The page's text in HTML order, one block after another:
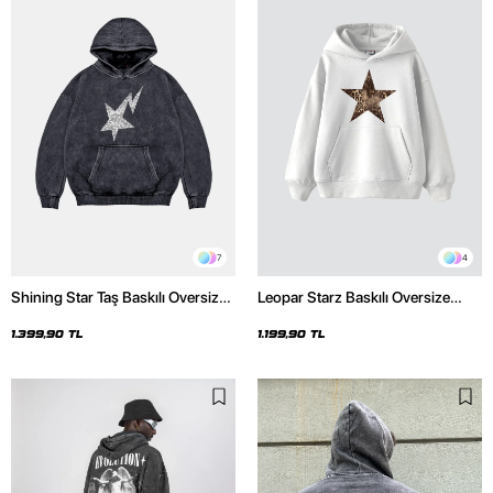
7
Shining Star Taş Baskılı Oversize
Hoodie
1.399,90 TL
4
Leopar Starz Baskılı Oversize
1.199,90 TL